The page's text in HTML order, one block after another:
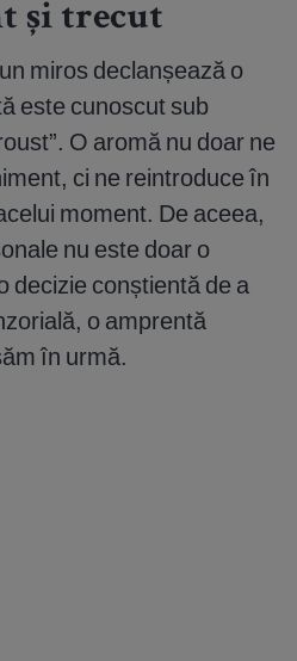
și trecut
miros declanșează o
este cunoscut sub
O aromă nu doar ne
ci ne reintroduce în
moment. De aceea,
nu este doar o
decizie conștientă de a
o amprentă
în urmă.